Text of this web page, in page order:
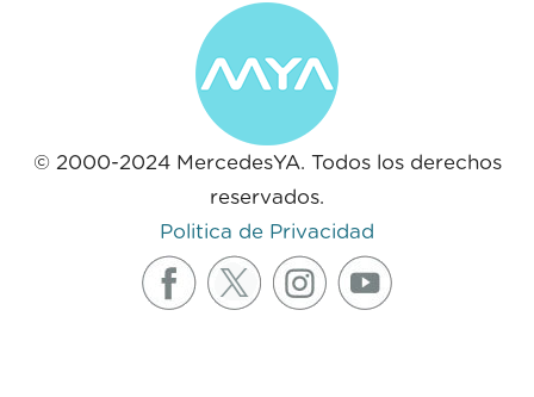
© 2000-2024 MercedesYA. Todos los derechos
reservados.
Politica de Privacidad